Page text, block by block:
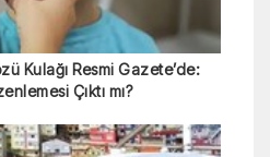
Kulağı Resmi Gazete’de:
Çıktı mı?